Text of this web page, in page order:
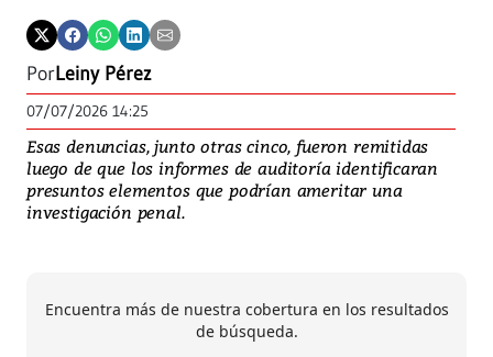
PorLeiny Pérez
07/07/2026 14:25
Esas denuncias, junto otras cinco, fueron remitidas
luego de que los informes de auditoría identificaran
presuntos elementos que podrían ameritar una
investigación penal.
Encuentra más de nuestra cobertura en los resultados
de búsqueda.